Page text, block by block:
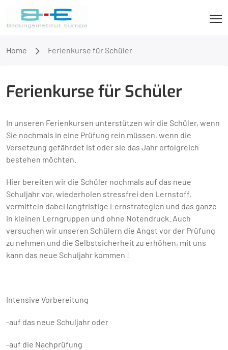
Home Ferienkurse für Schüler
Ferienkurse für Schüler
In unseren Ferienkursen unterstützen wir die Schüler, wenn
Sie nochmals in eine Prüfung rein müssen, wenn die
Versetzung gefährdet ist oder sie das Jahr erfolgreich
bestehen möchten.
Hier bereiten wir die Schüler nochmals auf das neue
Schuljahr vor, wiederholen stressfrei den Lernstoff,
vermitteln dabei langfristige Lernstrategien und das ganze
in kleinen Lerngruppen und ohne Notendruck. Auch
versuchen wir unseren Schülern die Angst vor der Prüfung
zu nehmen und die Selbstsicherheit zu erhöhen, mit uns
kann das neue Schuljahr kommen !
Intensive Vorbereitung
-auf das neue Schuljahr oder
-auf die Nachprüfung